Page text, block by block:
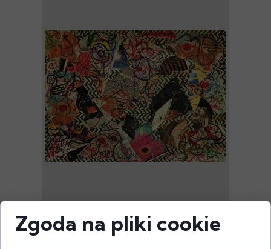
MIĘDZY NUTĄ A KOLOREM
Mikołaj Jackiewicz
Zgoda na pliki cookie